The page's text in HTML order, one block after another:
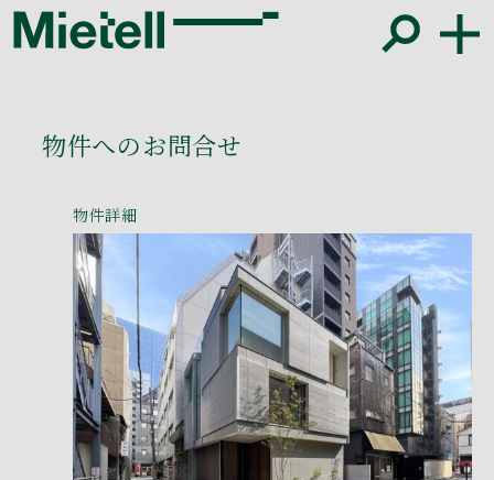
物件へのお問合せ
物件詳細